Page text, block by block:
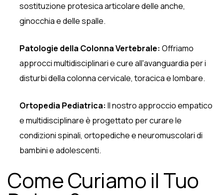
sostituzione protesica articolare delle anche,
ginocchia e delle spalle.
Patologie della Colonna Vertebrale: Offriamo
approcci multidisciplinari e cure all'avanguardia per i
disturbi della colonna cervicale, toracica e lombare.
Ortopedia Pediatrica: Il nostro approccio empatico
e multidisciplinare è progettato per curare le
condizioni spinali, ortopediche e neuromuscolari di
bambini e adolescenti.
Come Curiamo il Tuo